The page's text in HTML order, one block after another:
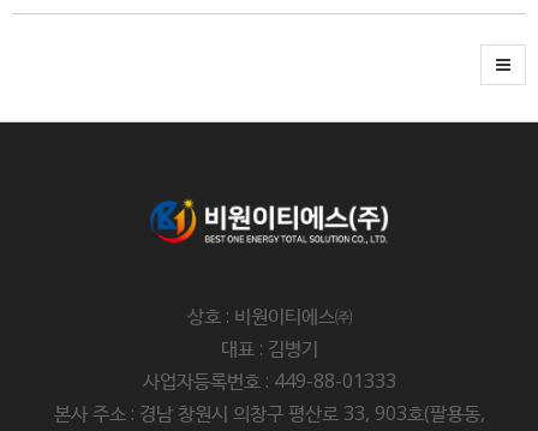
상호 : 비원이티에스㈜
대표 : 김병기
사업자등록번호 : 449-88-01333
본사 주소 : 경남 창원시 의창구 평산로 33, 903호(팔용동,